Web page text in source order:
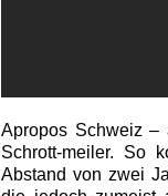
Apropos Schweiz –
Schrott-meiler. So
Abstand von zwei